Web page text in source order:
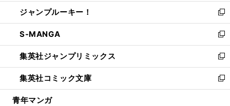
く
で
開
く
ン
ド
ウ
で
開
く
ウ
ィ
ン
ド
ウ
で
開
く
し
い
ウ
ィ
ン
ド
ウ
で
開
ジャンプルーキー！
新
し
い
ウ
ィ
ン
ド
ウ
S-MANGA
新
し
い
ウ
ィ
ン
集英社ジャンプリミックス
新
し
い
ウ
集英社コミック文庫
新
し
青年マンガ